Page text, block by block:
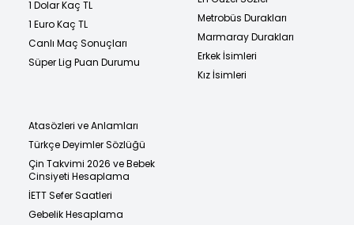
1 Dolar Kaç TL
1 Euro Kaç TL
Canlı Maç Sonuçları
Süper Lig Puan Durumu
Metrobüs Durakları
Marmaray Durakları
Erkek İsimleri
Kız İsimleri
Atasözleri ve Anlamları
Türkçe Deyimler Sözlüğü
Çin Takvimi 2026 ve Bebek
Cinsiyeti Hesaplama
İETT Sefer Saatleri
Gebelik Hesaplama